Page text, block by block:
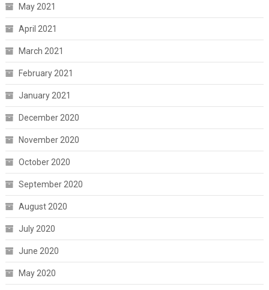
May 2021
April 2021
March 2021
February 2021
January 2021
December 2020
November 2020
October 2020
September 2020
August 2020
July 2020
June 2020
May 2020